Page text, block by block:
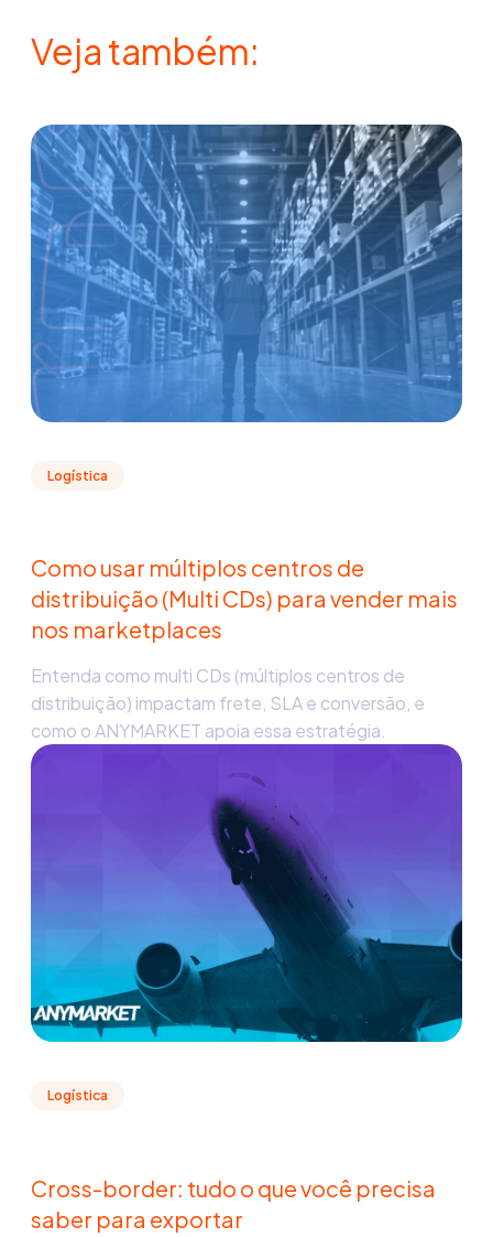
Veja também:
Logística
Como usar múltiplos centros de
distribuição (Multi CDs) para vender mais
nos marketplaces
Entenda como multi CDs (múltiplos centros de
distribuição) impactam frete, SLA e conversão, e
como o ANYMARKET apoia essa estratégia.
Logística
Cross-border: tudo o que você precisa
saber para exportar